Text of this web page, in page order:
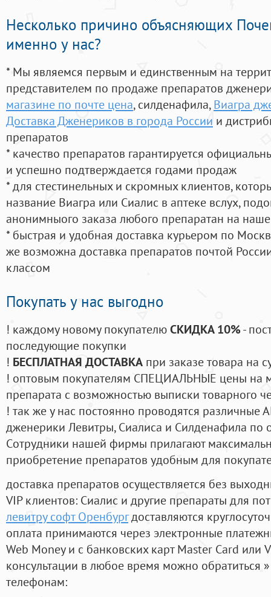
Несколько причино объясняющих
именно у нас?
* Мы являемся первым и единственным на
представителем по продаже препаратов
магазине по почте цена, силденафила, Виагра
Доставка Дженериков в города России и
препаратов
* качество препаратов гарантируется
и успешно подтверждается годами продаж
* для стестинельных и скромных клиентов,
название Виагра или Сиалис в аптеке вслух,
анонимныого заказа любого препаратан на
* быстрая и удобная доставка курьером по
же возможна доставка препаратов почтой
классом
Покупать у нас выгодно
! каждому новому покупателюСКИДКА 10%-
последующие покупки
! БЕСПЛАТНАЯ ДОСТАВКА при заказе товара на
! оптовым покупателям СПЕЦИАЛЬНЫЕ цены на
препарата с возможностью выписки товарного
! так же у нас постоянно проводятся
дженерики Левитры, Сиалиса и Силденафила по
Cотрудники нашей фирмы прилагают
приобретение препаратов удобным для
доставка препаратов осуществляется без
VIP клиентов: Сиалис и другие препараты для
левитру софт Оренбургдоставляются
оплата принимаются через электронные
Web Money и с банковских карт Master Card или
консультации в любое время можно обратиться
телефонам: